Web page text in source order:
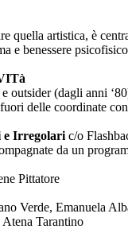
quella artistica, è
e benessere
outsider (dagli anni
delle coordinate
e Irregolari c/o
da un
Pittatore
Verde, Emanuela
Tarantino